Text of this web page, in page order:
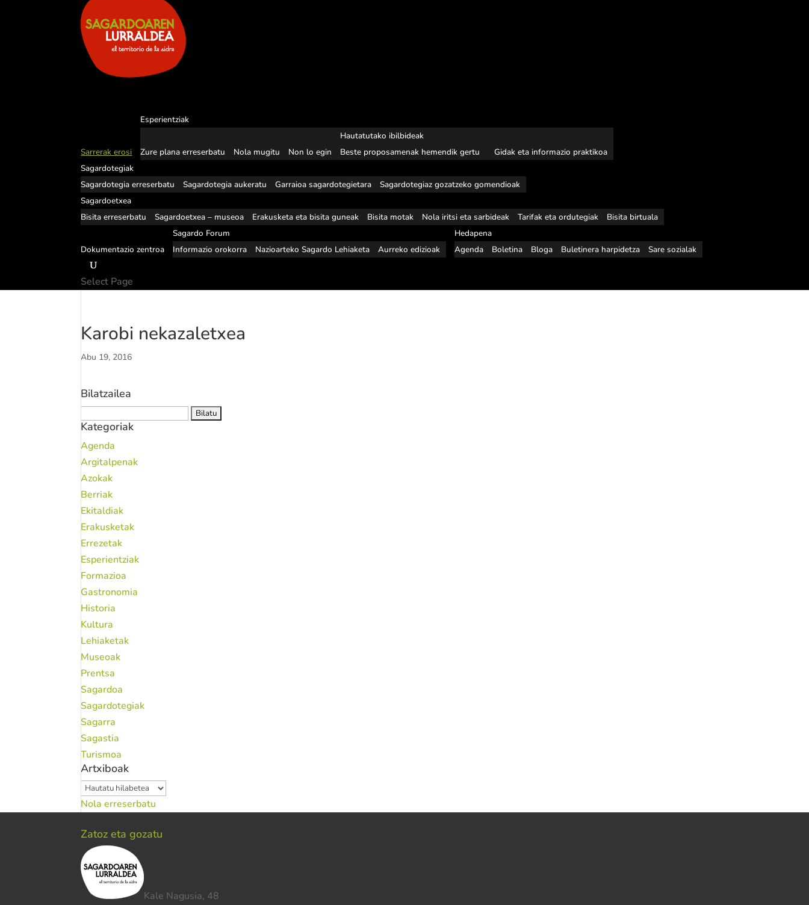
Sarrerak erosi
Esperientziak
Zure plana erreserbatu Nola mugitu Non lo egin
Hautatutako ibilbideak
Beste proposamenak hemendik gertu
Gidak eta informazio praktikoa
Sagardotegiak
Sagardotegia erreserbatu
Sagardotegia aukeratu Garraioa sagardotegietara
Sagardotegiaz gozatzeko gomendioak
Sagardoetxea
Bisita erreserbatu
Sagardoetxea – museoa Erakusketa eta bisita guneak Bisita motak Nola iritsi eta sarbideak Tarifak eta ordutegiak Bisita birtuala
Dokumentazio zentroa
Sagardo Forum
Informazio orokorra
Nazioarteko Sagardo Lehiaketa Aurreko edizioak
Hedapena
Agenda
Boletina Bloga Buletinera harpidetza Sare sozialak
Select Page
Karobi nekazaletxea
Abu 19, 2016
Bilatzailea
Kategoriak
Agenda
Argitalpenak
Azokak
Berriak
Ekitaldiak
Erakusketak
Errezetak
Esperientziak
Formazioa
Gastronomia
Historia
Kultura
Lehiaketak
Museoak
Prentsa
Sagardoa
Sagardotegiak
Sagarra
Sagastia
Turismoa
Artxiboak
Artxiboak
Nola erreserbatu
Zatoz eta gozatu
Kale Nagusia, 48